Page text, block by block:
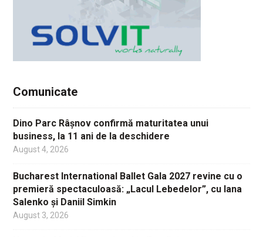
Comunicate
Dino Parc Râșnov confirmă maturitatea unui
business, la 11 ani de la deschidere
August 4, 2026
Bucharest International Ballet Gala 2027 revine cu o
premieră spectaculoasă: „Lacul Lebedelor”, cu Iana
Salenko și Daniil Simkin
August 3, 2026